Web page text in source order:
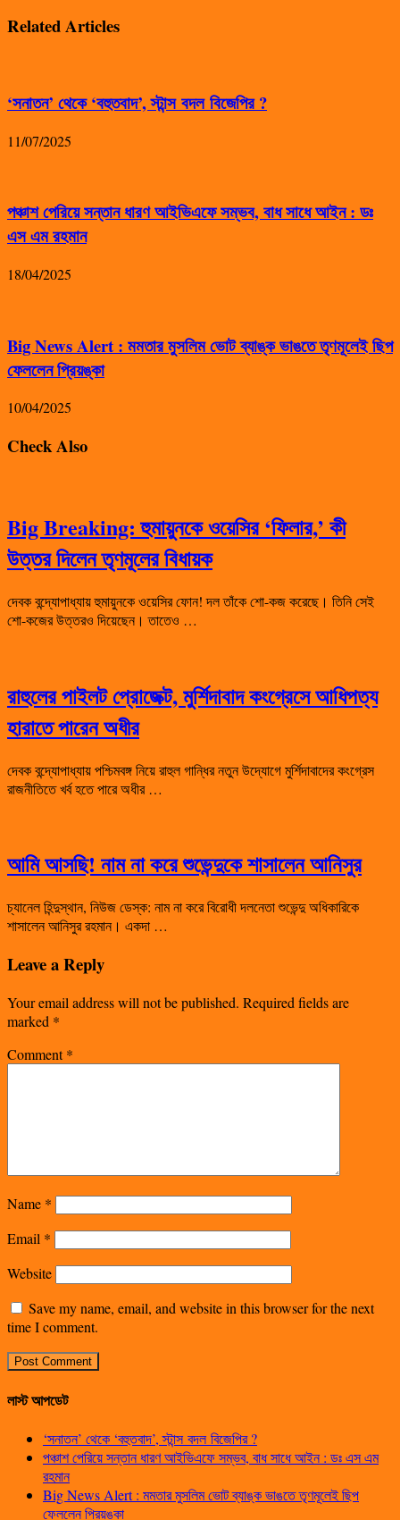
Related Articles
‘সনাতন’ থেকে ‘বহুতবাদ’, স্টান্স বদল বিজেপির ?
11/07/2025
পঞ্চাশ পেরিয়ে সন্তান ধারণ আইভিএফে সম্ভব, বাধ সাধে আইন : ডঃ
এস এম রহমান
18/04/2025
Big News Alert : মমতার মুসলিম ভোট ব্যাঙ্ক ভাঙতে তৃণমূলেই ছিপ
ফেললেন প্রিয়ঙ্কা
10/04/2025
Check Also
Big Breaking: হুমায়ুনকে ওয়েসির ‘ফিলার,’ কী
উত্তর দিলেন তৃণমূলের বিধায়ক
দেবক বন্দ্যোপাধ্যায় হুমায়ুনকে ওয়েসির ফোন! দল তাঁকে শো-কজ করেছে। তিনি সেই
শো-কজের উত্তরও দিয়েছেন। তাতেও …
রাহুলের পাইলট প্রোজেক্ট, মুর্শিদাবাদ কংগ্রেসে আধিপত্য
হারাতে পারেন অধীর
দেবক বন্দ্যোপাধ্যায় পশ্চিমবঙ্গ নিয়ে রাহুল গান্ধির নতুন উদ্যোগে মুর্শিদাবাদের কংগ্রেস
রাজনীতিতে খর্ব হতে পারে অধীর …
আমি আসছি! নাম না করে শুভেন্দুকে শাসালেন আনিসুর
চ্যানেল হিন্দুস্থান, নিউজ ডেস্ক: নাম না করে বিরোধী দলনেতা শুভেন্দু অধিকারিকে
শাসালেন আনিসুর রহমান। একদা …
Leave a Reply
Your email address will not be published. Required fields are
marked *
Comment*
Name *
Email *
Website
Save my name, email, and website in this browser for the next
time I comment.
লাস্ট আপডেট
‘সনাতন’ থেকে ‘বহুতবাদ’, স্টান্স বদল বিজেপির ?
পঞ্চাশ পেরিয়ে সন্তান ধারণ আইভিএফে সম্ভব, বাধ সাধে আইন : ডঃ এস এম
রহমান
Big News Alert : মমতার মুসলিম ভোট ব্যাঙ্ক ভাঙতে তৃণমূলেই ছিপ
ফেললেন প্রিয়ঙ্কা